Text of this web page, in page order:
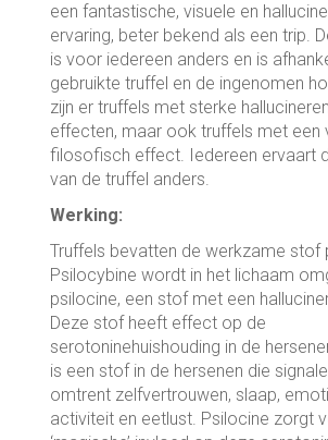
een fantastische, visuele en
ervaring, beter bekend als een trip.
is voor iedereen anders en is
gebruikte truffel en de ingenomen
zijn er truffels met sterke
effecten, maar ook truffels met een
filosofisch effect. Iedereen ervaart
van de truffel anders.
Werking:
Truffels bevatten de werkzame stof
Psilocybine wordt in het lichaam
psilocine, een stof met een
Deze stof heeft effect op de
serotoninehuishouding in de
is een stof in de hersenen die
omtrent zelfvertrouwen, slaap,
activiteit en eetlust. Psilocine zorgt